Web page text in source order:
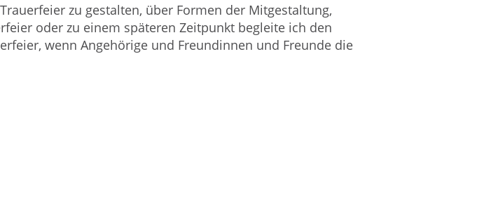
zu gestalten, über Formen der Mitgestaltung,
oder zu einem späteren Zeitpunkt begleite ich den
wenn Angehörige und Freundinnen und Freunde die